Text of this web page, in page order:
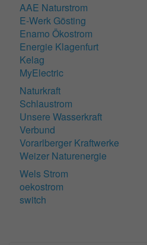
AAE Naturstrom
E-Werk Gösting
Enamo Ökostrom
Energie Klagenfurt
Kelag
MyElectric
Naturkraft
Schlaustrom
Unsere Wasserkraft
Verbund
Vorarlberger Kraftwerke
Weizer Naturenergie
Wels Strom
oekostrom
switch